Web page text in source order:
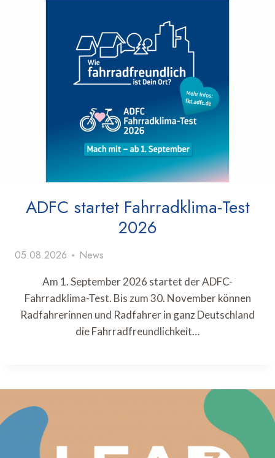
ADFC startet Fahrradklima-Test
2026
05.08.2026 News
Am 1. September 2026 startet der ADFC-
Fahrradklima-Test. Bis zum 30. November können
Radfahrerinnen und Radfahrer in ganz Deutschland
die Fahrradfreundlichkeit…